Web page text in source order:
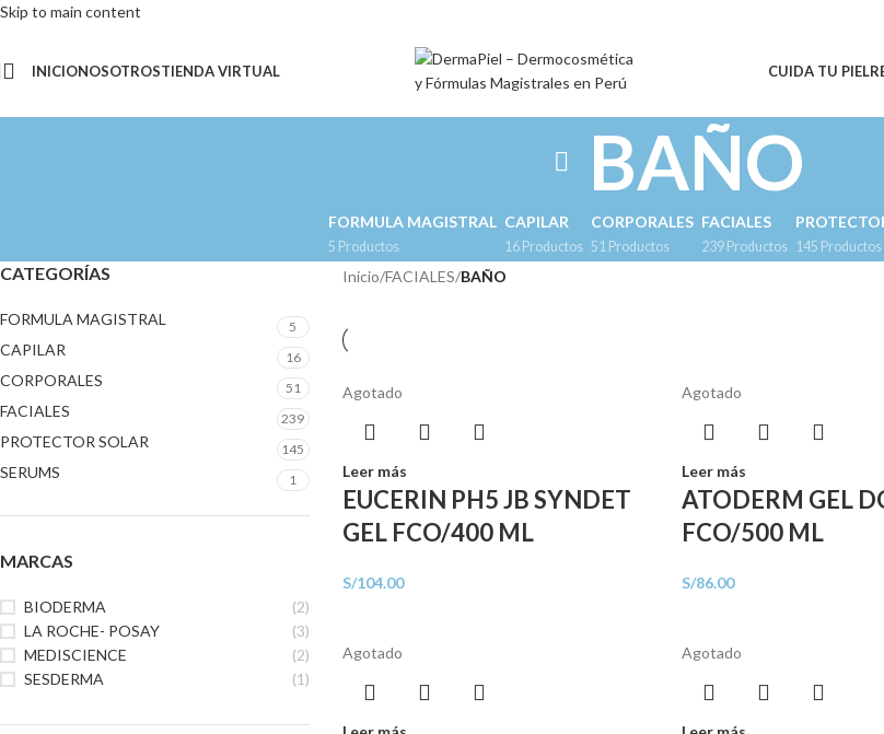
Skip to main content
INICIONOSOTROSTIENDA VIRTUAL CUIDA TU PIEL
BAÑO
FORMULA MAGISTRAL
5 Productos
CAPILAR
16 Productos
CORPORALES
51 Productos
FACIALES
239 Productos 145 Productos
CATEGORÍAS
FORMULA MAGISTRAL 5
CAPILAR 16
CORPORALES 51
FACIALES 239
PROTECTOR SOLAR 145
SERUMS 1
MARCAS
BIODERMA
(2)
LA ROCHE- POSAY
(3)
MEDISCIENCE
(2)
SESDERMA
(1)
Inicio/FACIALES/BAÑO
Agotado
Leer más
EUCERIN PH5 JB SYNDET
GEL FCO/400 ML
S/104.00
Agotado
Leer más
ATODERM GEL
FCO/500 ML
S/86.00
Agotado Agotado